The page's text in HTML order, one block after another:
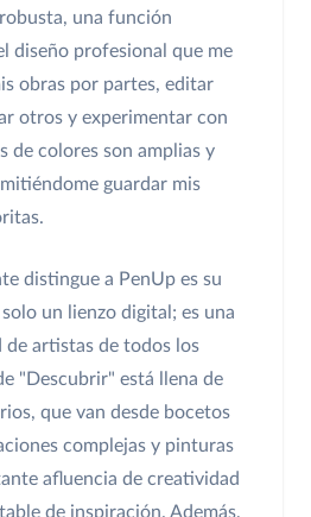
una función
diseño profesional que me
obras por partes, editar
otros y experimentar con
de colores son amplias y
guardar mis
distingue a PenUp es su
un lienzo digital; es una
artistas de todos los
"Descubrir" está llena de
que van desde bocetos
complejas y pinturas
afluencia de creatividad
de inspiración. Además,